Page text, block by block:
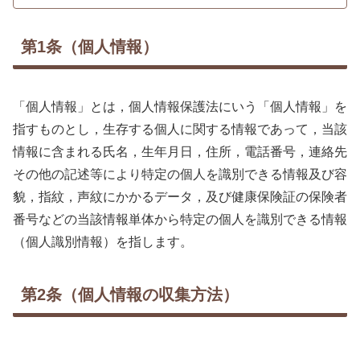
第1条（個人情報）
「個人情報」とは，個人情報保護法にいう「個人情報」を
指すものとし，生存する個人に関する情報であって，当該
情報に含まれる氏名，生年月日，住所，電話番号，連絡先
その他の記述等により特定の個人を識別できる情報及び容
貌，指紋，声紋にかかるデータ，及び健康保険証の保険者
番号などの当該情報単体から特定の個人を識別できる情報
（個人識別情報）を指します。
第2条（個人情報の収集方法）